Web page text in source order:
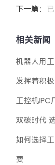
下一篇：
相关新闻
机器人用
发挥着积极
工控机IPC
双碳时代
如何选择
要